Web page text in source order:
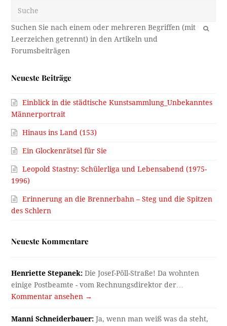
OK
Neueste Beiträge
Einblick in die städtische Kunstsammlung_Unbekanntes
Männerportrait
Hinaus ins Land (153)
Ein Glockenrätsel für Sie
Leopold Stastny: Schülerliga und Lebensabend (1975-
1996)
Erinnerung an die Brennerbahn – Steg und die Spitzen
des Schlern
Neueste Kommentare
Henriette Stepanek: Die Josef-Pöll-Straße! Da wohnten
einige Postbeamte - vom Rechnungsdirektor der…
Kommentar ansehen →
Manni Schneiderbauer: Ja, wenn man weiß was da steht,